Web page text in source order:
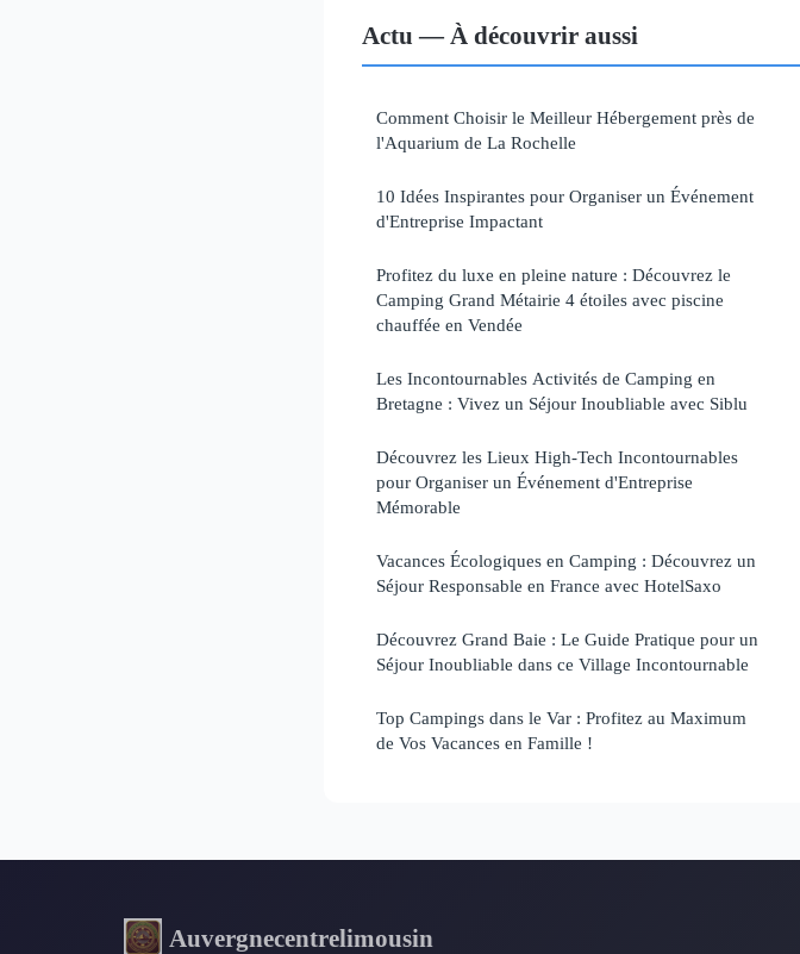
Actu — À découvrir aussi
Comment Choisir le Meilleur Hébergement près de
l'Aquarium de La Rochelle
10 Idées Inspirantes pour Organiser un Événement
d'Entreprise Impactant
Profitez du luxe en pleine nature : Découvrez le
Camping Grand Métairie 4 étoiles avec piscine
chauffée en Vendée
Les Incontournables Activités de Camping en
Bretagne : Vivez un Séjour Inoubliable avec Siblu
Découvrez les Lieux High-Tech Incontournables
pour Organiser un Événement d'Entreprise
Mémorable
Vacances Écologiques en Camping : Découvrez un
Séjour Responsable en France avec HotelSaxo
Découvrez Grand Baie : Le Guide Pratique pour un
Séjour Inoubliable dans ce Village Incontournable
Top Campings dans le Var : Profitez au Maximum
de Vos Vacances en Famille !
Auvergnecentrelimousin